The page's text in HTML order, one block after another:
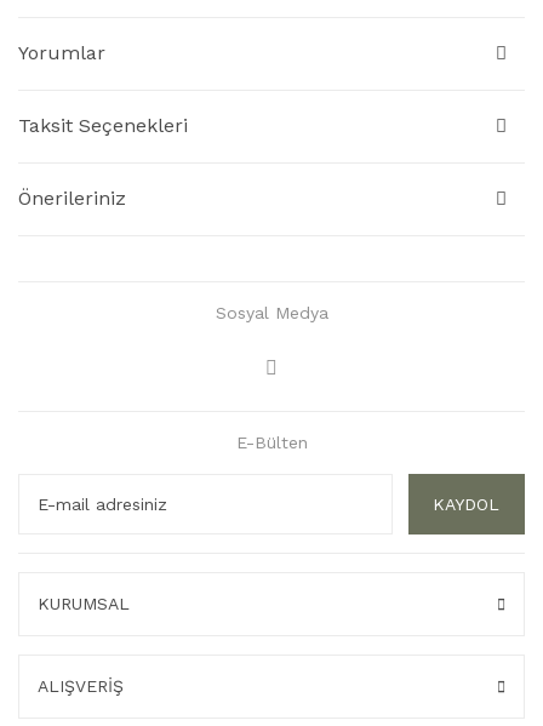
Yorumlar
Taksit Seçenekleri
Önerileriniz
Sosyal Medya
E-Bülten
KAYDOL
KURUMSAL
ALIŞVERİŞ